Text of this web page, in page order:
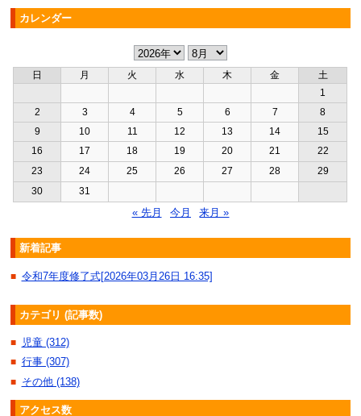
カレンダー
日 月 火 水 木 金
土
1
2
3 4 5 6 7
8
9
10 11 12 13 14
15
16
17 18 19 20 21
22
23
24 25 26 27 28
29
30
31
« 先月 今月 来月 »
新着記事
■ 令和7年度修了式[2026年03月26日 16:35]
カテゴリ (記事数)
■ 児童 (312)
■ 行事 (307)
■ その他 (138)
アクセス数